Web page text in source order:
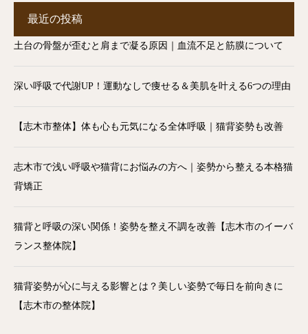
最近の投稿
土台の骨盤が歪むと肩まで凝る原因｜血流不足と筋膜について
深い呼吸で代謝UP！運動なしで痩せる＆美肌を叶える6つの理由
【志木市整体】体も心も元気になる全体呼吸｜猫背姿勢も改善
志木市で浅い呼吸や猫背にお悩みの方へ｜姿勢から整える本格猫
背矯正
猫背と呼吸の深い関係！姿勢を整え不調を改善【志木市のイーバ
ランス整体院】
猫背姿勢が心に与える影響とは？美しい姿勢で毎日を前向きに
【志木市の整体院】